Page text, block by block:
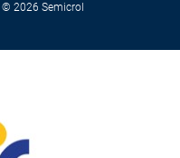
© 2026 Semicrol